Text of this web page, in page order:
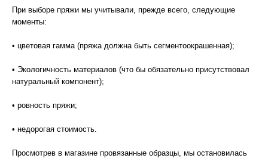
При выборе пряжи мы учитывали, прежде всего, следующие
моменты:
• цветовая гамма (пряжа должна быть сегментоокрашенная);
• Экологичность материалов (что бы обязательно присутствовал
натуральный компонент);
• ровность пряжи;
• недорогая стоимость.
Просмотрев в магазине провязанные образцы, мы остановилась